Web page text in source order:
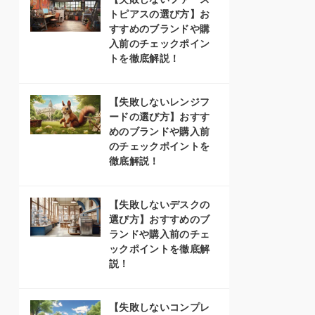
トピアスの選び方】お
すすめのブランドや購
入前のチェックポイン
トを徹底解説！
【失敗しないレンジフ
ードの選び方】おすす
めのブランドや購入前
のチェックポイントを
徹底解説！
【失敗しないデスクの
選び方】おすすめのブ
ランドや購入前のチェ
ックポイントを徹底解
説！
【失敗しないコンプレ